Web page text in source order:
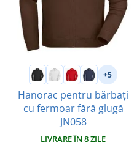
+5
Hanorac pentru bărbați
cu fermoar fără glugă
JN058
LIVRARE ÎN 8 ZILE